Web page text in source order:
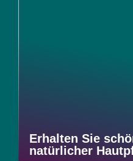
Erhalten Sie
natürlicher